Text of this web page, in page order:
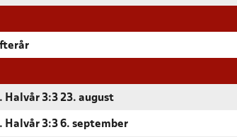
Halvår 3:3 23. august
Halvår 3:3 6. september